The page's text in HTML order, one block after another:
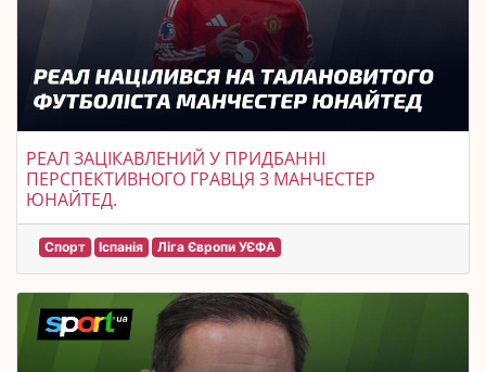
РЕАЛ ЗАЦІКАВЛЕНИЙ У ПРИДБАННІ
ПЕРСПЕКТИВНОГО ГРАВЦЯ З МАНЧЕСТЕР
ЮНАЙТЕД.
Спорт Іспанія Ліга Європи УЄФА